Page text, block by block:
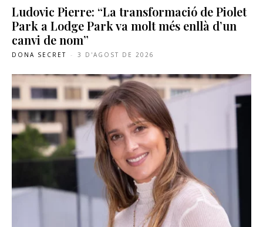
Ludovic Pierre: “La transformació de Piolet
Park a Lodge Park va molt més enllà d’un
canvi de nom”
DONA SECRET - 3 D'AGOST DE 2026